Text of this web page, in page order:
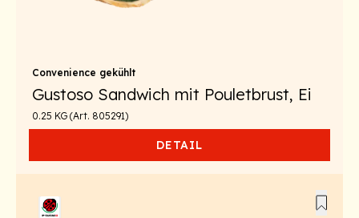
Convenience gekühlt
Gustoso Sandwich mit Pouletbrust, Ei
0.25 KG (Art. 805291)
DETAIL